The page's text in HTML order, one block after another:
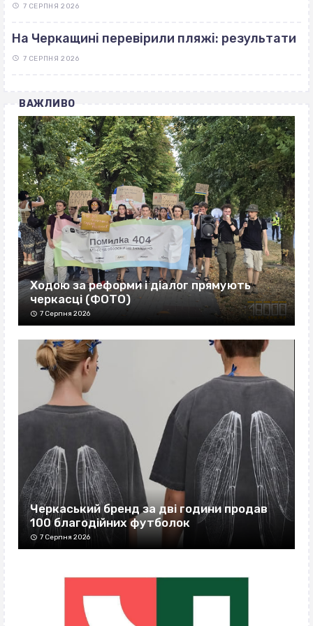
7 СЕРПНЯ 2026
На Черкащині перевірили пляжі: результати
7 СЕРПНЯ 2026
ВАЖЛИВО
Ходою за реформи і діалог прямують
черкасці (ФОТО)
7 Серпня 2026
Черкаський бренд за дві години продав
100 благодійних футболок
7 Серпня 2026